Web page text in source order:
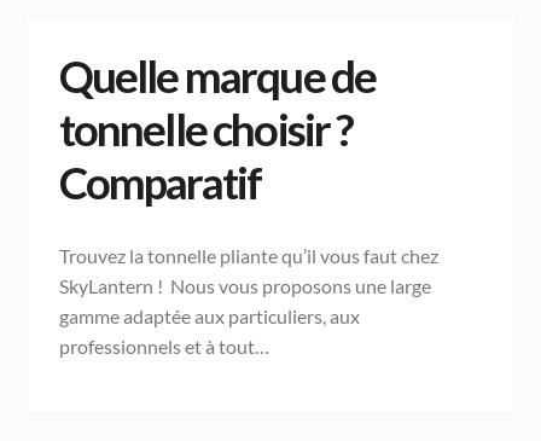
Quelle marque de
tonnelle choisir ?
Comparatif
Trouvez la tonnelle pliante qu’il vous faut chez
SkyLantern ! Nous vous proposons une large
gamme adaptée aux particuliers, aux
professionnels et à tout…